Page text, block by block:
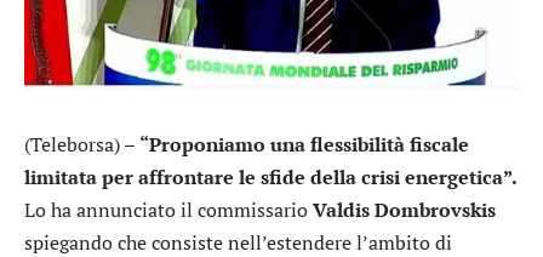
(Teleborsa) – “Proponiamo una flessibilità fiscale
limitata per affrontare le sfide della crisi energetica”.
Lo ha annunciato il commissarioValdis Dombrovskis
spiegando che consiste nell’estendere l’ambito di